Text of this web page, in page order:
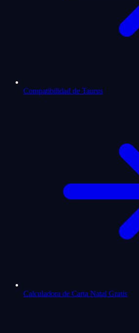
Compatibilidad de Taurus
Calculadora de Carta Natal Gratis